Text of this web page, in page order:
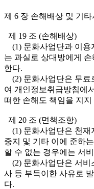
제 6 장 손해배상 및 기타
제 19 조 (손해배상)
(1) 문화사업단과 이용
는 과실로 상대방에게
한다.
(2) 문화사업단은 무료
여 개인정보취급방침에
떠한 손해도 책임을 지지
제 20 조 (면책조항)
(1) 문화사업단은 천재
중지 및 기타 이에 준하
할 수 없는 경우에는 서
(2) 문화사업단은 서비
사 등 부득이한 사유로
다.